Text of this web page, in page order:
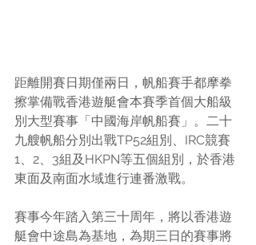
距離開賽日期僅兩日，帆船賽手都摩拳
擦掌備戰香港遊艇會本賽季首個大船級
別大型賽事「中國海岸帆船賽」。二十
九艘帆船分別出戰TP52組別、IRC競賽
1、2、3組 及 HKPN等五個組別，於香港
東面及南面水域進行連番激戰。
賽事今年踏入第三十周年，將以香港遊
艇會中途島為基地，為期三日的賽事將